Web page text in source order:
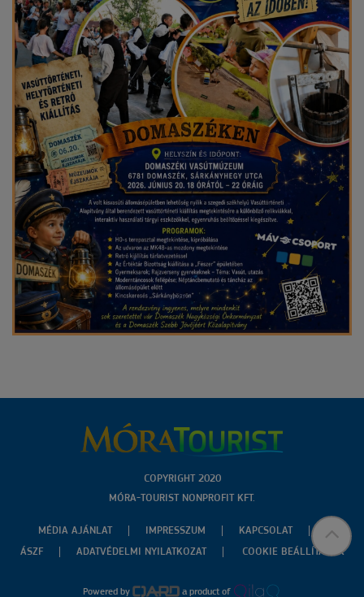
COPYRIGHT 2020
MÓRA-TOURIST NONPROFIT KFT.
MÉDIA AJÁNLAT IMPRESSZUM
KAPCSOLAT
ÁSZF
ADATVÉDELMI NYILATKOZAT COOKIE BEÁLLÍTÁSOK
Powered by a product of